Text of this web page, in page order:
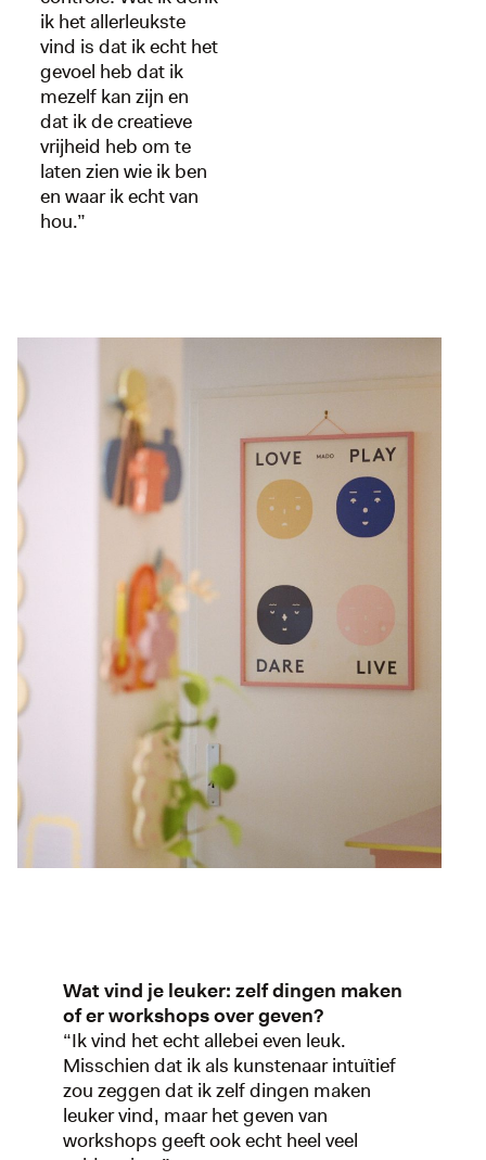
ik het allerleukste
vind is dat ik echt het
gevoel heb dat ik
mezelf kan zijn en
dat ik de creatieve
vrijheid heb om te
laten zien wie ik ben
en waar ik echt van
hou.”
Wat vind je leuker: zelf dingen maken
of er workshops over geven?
“Ik vind het echt allebei even leuk.
Misschien dat ik als kunstenaar intuïtief
zou zeggen dat ik zelf dingen maken
leuker vind, maar het geven van
workshops geeft ook echt heel veel